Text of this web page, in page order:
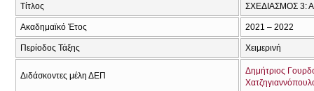
Τίτλος ΣΧΕΔΙΑΣΜΟΣ 3:
Ακαδημαϊκό Έτος 2021 – 2022
Περίοδος Τάξης Χειμερινή
Διδάσκοντες μέλη ΔΕΠ
Δημήτριος